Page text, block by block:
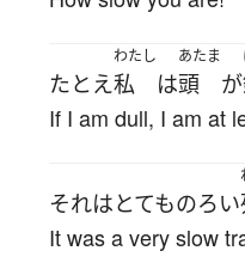
たとえ
わたし
私 は
あたま
頭 が
If I am dull, I am at
それはとてものろい
It was a very slow